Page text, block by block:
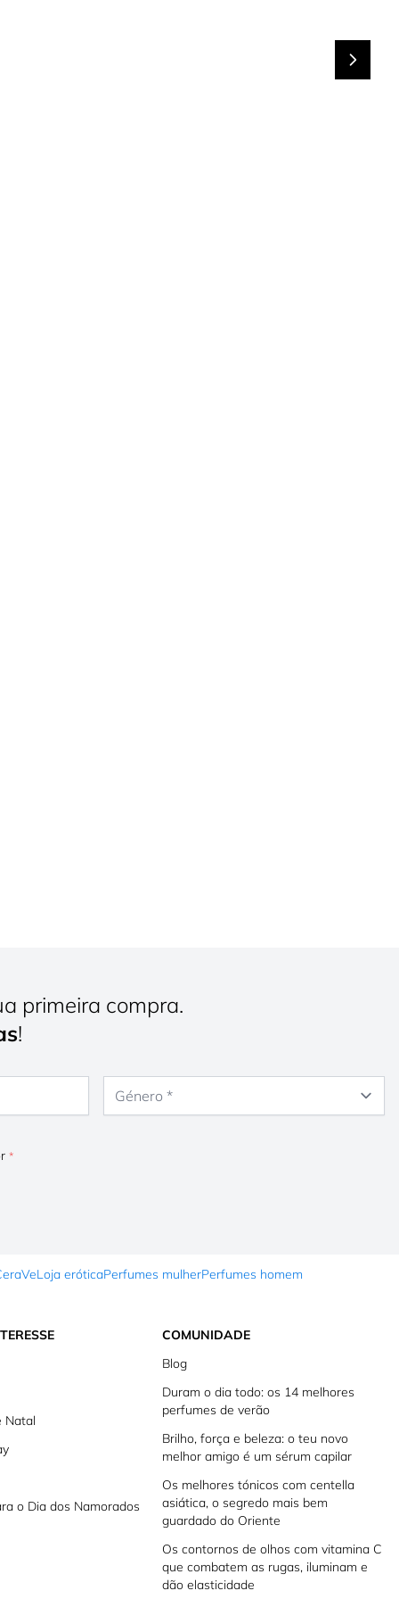
primeira compra.
!
Loja eróticaPerfumes mulherPerfumes homem
Natal
o Dia dos Namorados
COMUNIDADE
Blog
Duram o dia todo: os 14 melhores
perfumes de verão
Brilho, força e beleza: o teu novo
melhor amigo é um sérum capilar
Os melhores tónicos com centella
asiática, o segredo mais bem
guardado do Oriente
Os contornos de olhos com vitamina C
que combatem as rugas, iluminam e
dão elasticidade